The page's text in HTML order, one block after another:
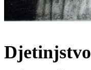
Djetinjstvo